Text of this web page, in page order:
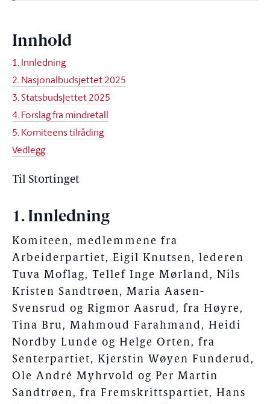
Innhold
1. Innledning
2. Nasjonalbudsjettet 2025
3. Statsbudsjettet 2025
4. Forslag fra mindretall
5. Komiteens tilråding
Vedlegg
Til Stortinget
1. Innledning
Komiteen, medlemmene fra
Arbeiderpartiet, Eigil Knutsen, lederen
Tuva Moflag, Tellef Inge Mørland, Nils
Kristen Sandtrøen, Maria Aasen-
Svensrud og Rigmor Aasrud, fra Høyre,
Tina Bru, Mahmoud Farahmand, Heidi
Nordby Lunde og Helge Orten, fra
Senterpartiet, Kjerstin Wøyen Funderud,
Ole André Myhrvold og Per Martin
Sandtrøen, fra Fremskrittspartiet, Hans